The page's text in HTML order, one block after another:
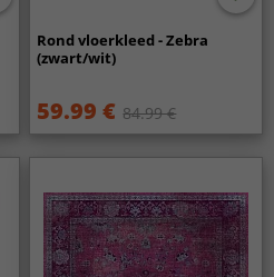
Rond vloerkleed - Zebra
(zwart/wit)
59.99 € 84.99 €